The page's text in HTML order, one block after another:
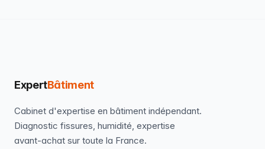
ExpertBâtiment
Cabinet d'expertise en bâtiment indépendant.
Diagnostic fissures, humidité, expertise
avant-achat sur toute la France.